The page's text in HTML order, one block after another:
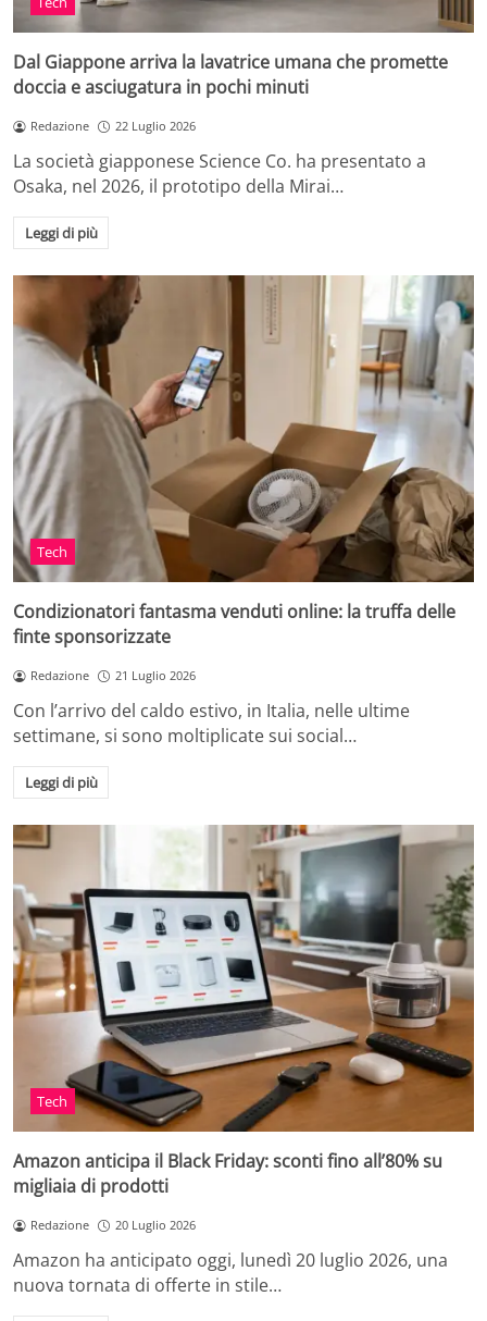
Dal Giappone arriva la lavatrice umana che promette
doccia e asciugatura in pochi minuti
Redazione 22 Luglio 2026
La società giapponese Science Co. ha presentato a
Osaka, nel 2026, il prototipo della Mirai…
Leggi di più
Tech
Condizionatori fantasma venduti online: la truffa delle
finte sponsorizzate
Redazione 21 Luglio 2026
Con l’arrivo del caldo estivo, in Italia, nelle ultime
settimane, si sono moltiplicate sui social…
Leggi di più
Tech
Amazon anticipa il Black Friday: sconti fino all’80% su
migliaia di prodotti
Redazione 20 Luglio 2026
Amazon ha anticipato oggi, lunedì 20 luglio 2026, una
nuova tornata di offerte in stile…